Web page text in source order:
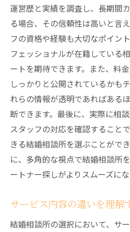
千歳市での結婚相談所選
ービス
信頼できる相談所の選
質の高いサービスの見
安心して利用できる相
信頼性のある実績を持
サービスの透明性を確
定期的な評価や改善が
理想のパートナーに出会
談所活用術
自分に合ったシステム
フィードバックを受け
プロの仲介を効果的に
運営歴と実績を調査し、長期間
る場合、その信頼性は高いと言
フの資格や経験も大切なポイン
フェッショナルが在籍している
ートを期待できます。また、料
しっかりと公開されているかも
れらの情報が透明であればある
断できます。最後に、実際に相
スタッフの対応を確認すること
きる結婚相談所を選ぶことがで
に、多角的な視点で結婚相談所
ートナー探しがよりスムーズにな
サービス内容の違いを理解
結婚相談所の選択において、サ